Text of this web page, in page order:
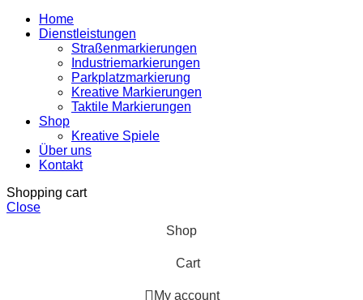
Home
Dienstleistungen
Straßenmarkierungen
Industriemarkierungen
Parkplatzmarkierung
Kreative Markierungen
Taktile Markierungen
Shop
Kreative Spiele
Über uns
Kontakt
Shopping cart
Close
Shop
Cart
My account